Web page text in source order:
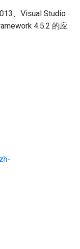
、Visual Studio
4.5.2 的应